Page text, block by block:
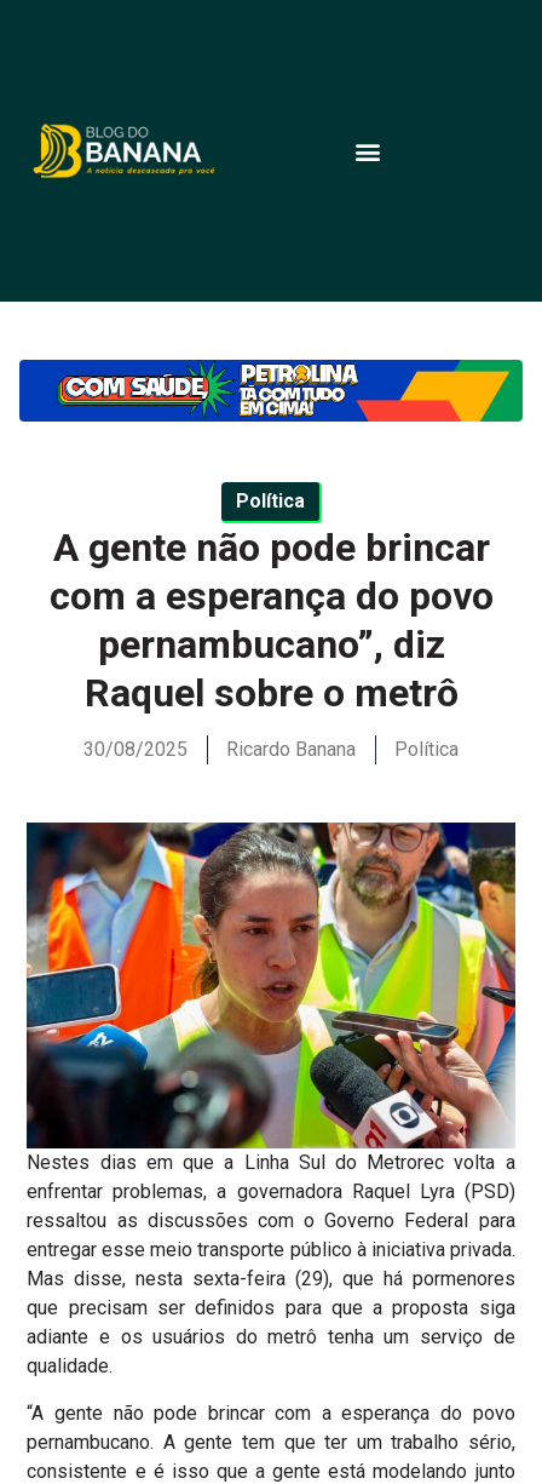
Política
A gente não pode brincar
com a esperança do povo
pernambucano”, diz
Raquel sobre o metrô
30/08/2025 Ricardo Banana Política
Nestes dias em que a Linha Sul do Metrorec volta a
enfrentar problemas, a governadora Raquel Lyra (PSD)
ressaltou as discussões com o Governo Federal para
entregar esse meio transporte público à iniciativa privada.
Mas disse, nesta sexta-feira (29), que há pormenores
que precisam ser definidos para que a proposta siga
adiante e os usuários do metrô tenha um serviço de
qualidade.
“A gente não pode brincar com a esperança do povo
pernambucano. A gente tem que ter um trabalho sério,
consistente e é isso que a gente está modelando junto